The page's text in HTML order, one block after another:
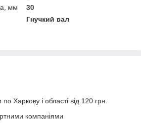
мм
30
Гнучкий вал
Харкову і області від 120 грн.
компаніями